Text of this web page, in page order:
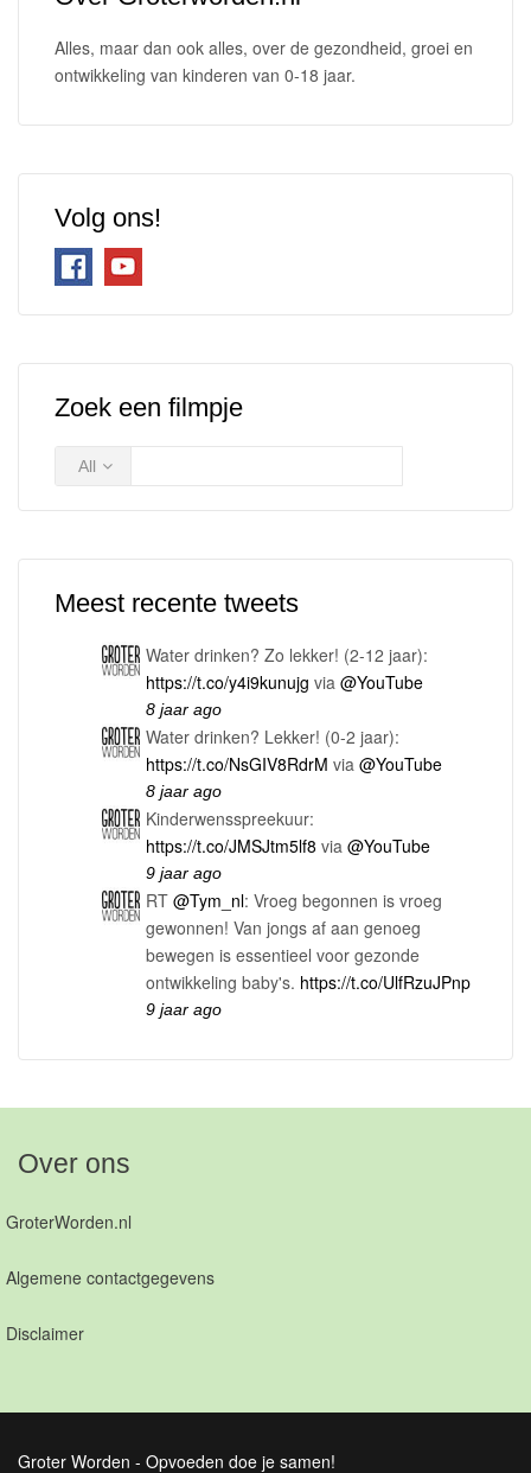
Alles, maar dan ook alles, over de gezondheid, groei en
ontwikkeling van kinderen van 0-18 jaar.
Volg ons!
Zoek een filmpje
All
Meest recente tweets
Water drinken? Zo lekker! (2-12 jaar):
https://t.co/y4i9kunujg via @YouTube
8 jaar ago
Water drinken? Lekker! (0-2 jaar):
https://t.co/NsGIV8RdrM via @YouTube
8 jaar ago
Kinderwensspreekuur:
https://t.co/JMSJtm5lf8 via @YouTube
9 jaar ago
RT @Tym_nl: Vroeg begonnen is vroeg
gewonnen! Van jongs af aan genoeg
bewegen is essentieel voor gezonde
ontwikkeling baby's. https://t.co/UlfRzuJPnp
9 jaar ago
Over ons
GroterWorden.nl
Algemene contactgegevens
Disclaimer
Groter Worden - Opvoeden doe je samen!